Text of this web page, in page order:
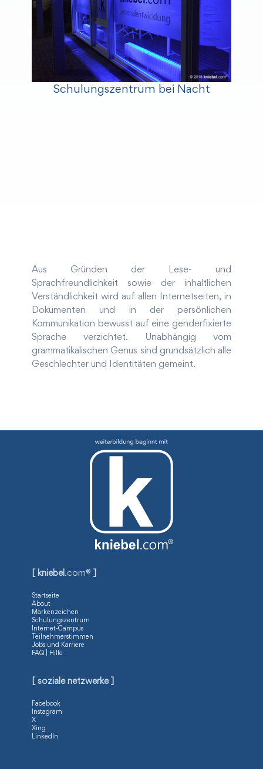
Schulungszentrum bei Nacht
Aus Gründen der Lese- und
Sprachfreundlichkeit sowie der inhaltlichen
Verständlichkeit wird auf allen Internetseiten, in
Dokumenten und in der persönlichen
Kommunikation bewusst auf eine genderfixierte
Sprache verzichtet. Unabhängig vom
grammatikalischen Genus sind grundsätzlich alle
Geschlechter und Identitäten gemeint.
[ kniebel .com®
Startseite
About
Markenzeichen
Schulungszentrum
Internet-Campus
Teilnehmerstimmen
Jobs und Karriere
FAQ | Hilfe
[ soziale netzwerke ]
Facebook
Instagram
X
Xing
LinkedIn